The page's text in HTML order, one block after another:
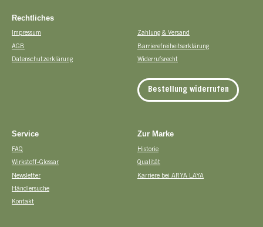
Rechtliches
Impressum
AGB
Datenschutzerklärung
Zahlung & Versand
Barrierefreiheitserklärung
Widerrufsrecht
Bestellung widerrufen
Service
FAQ
Wirkstoff-Glossar
Newsletter
Händlersuche
Kontakt
Zur Marke
Historie
Qualität
Karriere bei ARYA LAYA